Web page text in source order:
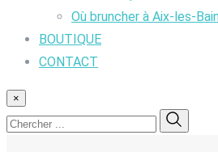
Où bruncher à Aix-les-
BOUTIQUE
CONTACT
×